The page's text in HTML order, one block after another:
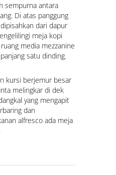
sempurna antara
Di atas panggung
dari dapur
meja kopi
media mezzanine
satu dinding.
kursi berjemur besar
melingkar di dek
yang mengapit
dan
alfresco ada meja